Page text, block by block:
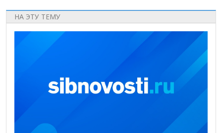
НА ЭТУ ТЕМУ